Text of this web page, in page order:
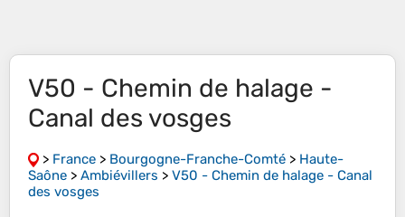
V50 - Chemin de halage -
Canal des vosges
> France > Bourgogne-Franche-Comté > Haute-
Saône > Ambiévillers > V50 - Chemin de halage - Canal
des vosges